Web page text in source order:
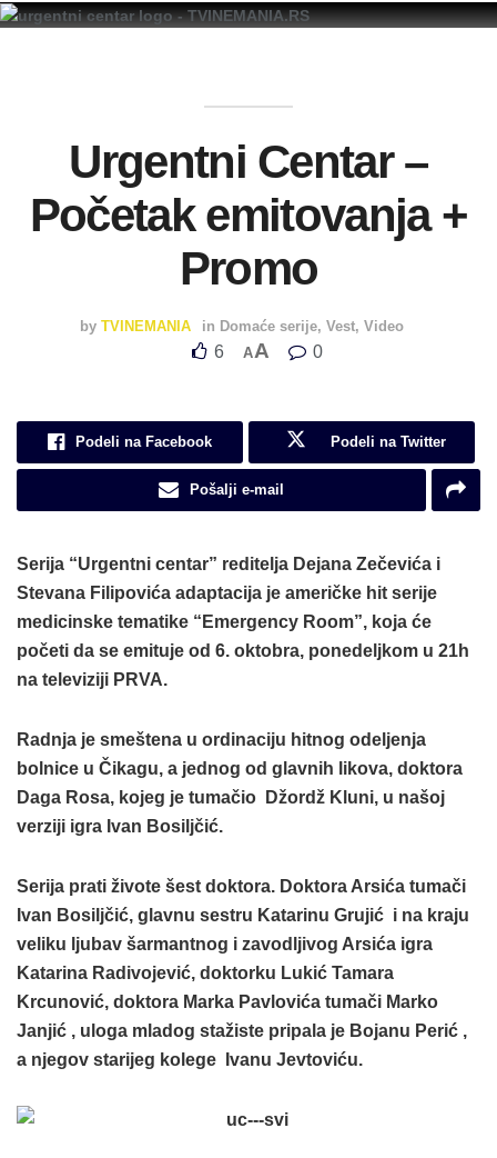
Urgentni Centar –
Početak emitovanja +
Promo
by TVINEMANIA in Domaće serije, Vest, Video
6 AA 0
Podeli na Facebook Podeli na Twitter
Pošalji e-mail
Serija “Urgentni centar” reditelja Dejana Zečevića i
Stevana Filipovića adaptacija je američke hit serije
medicinske tematike “Emergency Room”, koja će
početi da se emituje od 6. oktobra, ponedeljkom u 21h
na televiziji PRVA.
Radnja je smeštena u ordinaciju hitnog odeljenja
bolnice u Čikagu, a jednog od glavnih likova, doktora
Daga Rosa, kojeg je tumačio Džordž Kluni, u našoj
verziji igra Ivan Bosiljčić.
Serija prati živote šest doktora. Doktora Arsića tumači
Ivan Bosiljčić, glavnu sestru Katarinu Grujić i na kraju
veliku ljubav šarmantnog i zavodljivog Arsića igra
Katarina Radivojević, doktorku Lukić Tamara
Krcunović, doktora Marka Pavlovića tumači Marko
Janjić , uloga mladog stažiste pripala je Bojanu Perić ,
a njegov starijeg kolege Ivanu Jevtoviću.